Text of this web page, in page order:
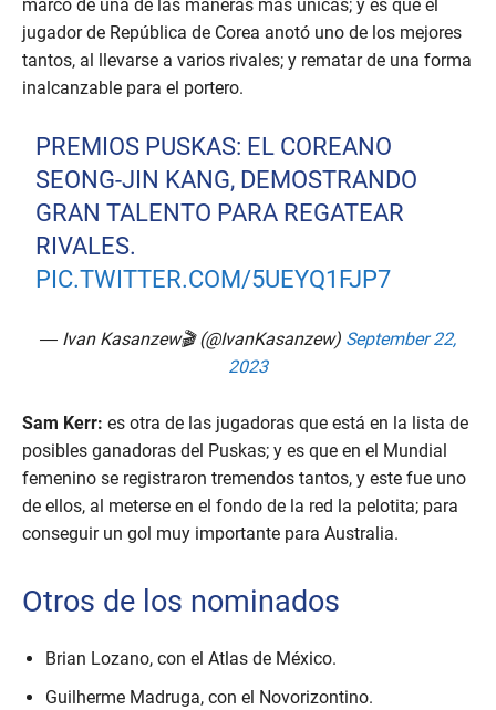
marcó de una de las maneras más únicas; y es que el
jugador de República de Corea anotó uno de los mejores
tantos, al llevarse a varios rivales; y rematar de una forma
inalcanzable para el portero.
PREMIOS PUSKAS: EL COREANO
SEONG-JIN KANG, DEMOSTRANDO
GRAN TALENTO PARA REGATEAR
RIVALES.
PIC.TWITTER.COM/5UEYQ1FJP7
— Ivan Kasanzew🎬 (@IvanKasanzew) September 22,
2023
Sam Kerr: es otra de las jugadoras que está en la lista de
posibles ganadoras del Puskas; y es que en el Mundial
femenino se registraron tremendos tantos, y este fue uno
de ellos, al meterse en el fondo de la red la pelotita; para
conseguir un gol muy importante para Australia.
Otros de los nominados
Brian Lozano, con el Atlas de México.
Guilherme Madruga, con el Novorizontino.